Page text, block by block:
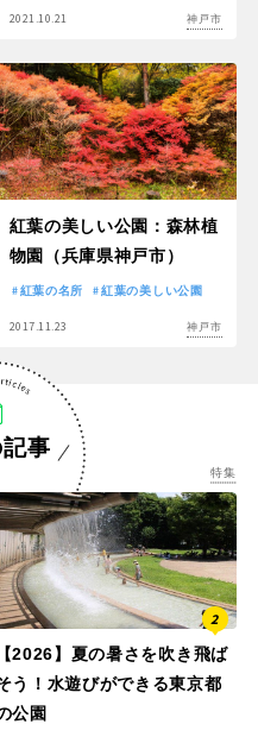
2021.10.21 神戸市
紅葉の美しい公園：森林植
物園（兵庫県神戸市）
紅葉の名所 紅葉の美しい公園
2017.11.23 神戸市
事
特集
【2026】夏の暑さを吹き飛ば
う！水遊びができる東京都
公園